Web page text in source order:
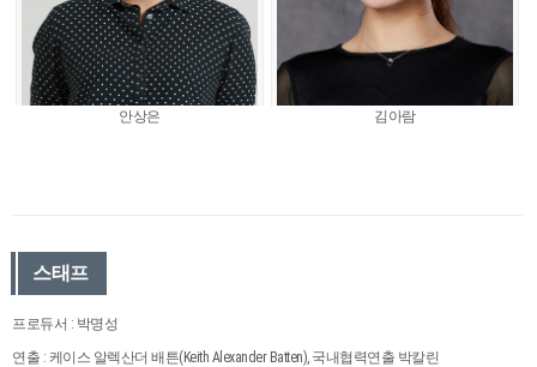
안상은 김아람
스태프
프로듀서 : 박명성
연출 : 케이스 알렉산더 배튼(Keith Alexander Batten), 국내협력연출 박칼린